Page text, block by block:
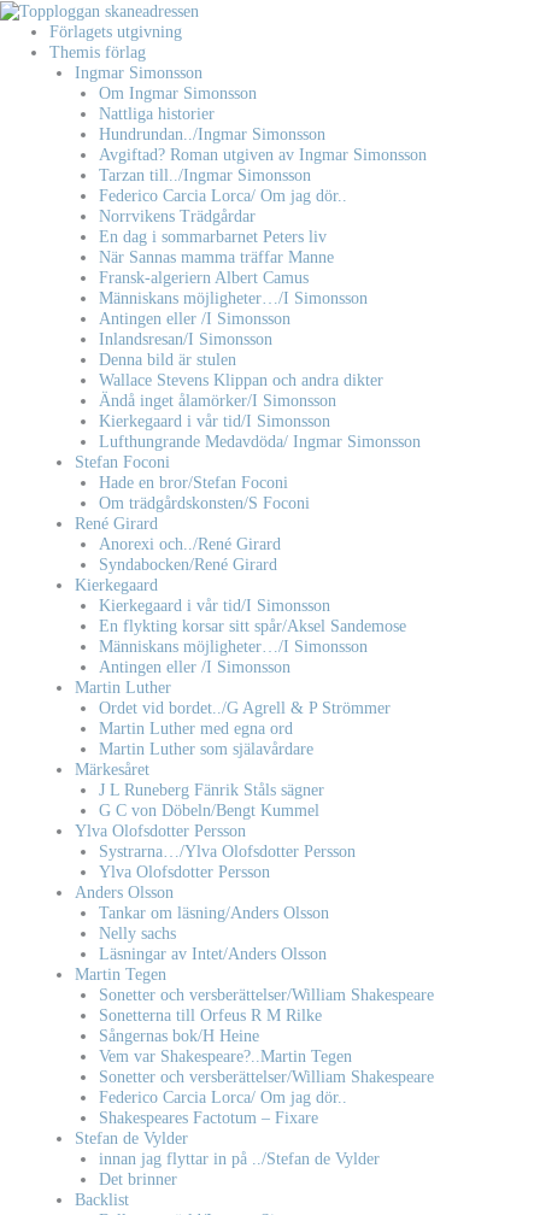
Hoppa
innehåll
Förlagets utgivning
Themis förlag
Ingmar Simonsson
Om Ingmar Simonsson
Nattliga historier
Hundrundan../Ingmar Simonsson
Avgiftad? Roman utgiven av Ingmar Simonsson
Tarzan till../Ingmar Simonsson
Federico Carcia Lorca/ Om jag dör..
Norrvikens Trädgårdar
En dag i sommarbarnet Peters liv
När Sannas mamma träffar Manne
Fransk-algeriern Albert Camus
Människans möjligheter…/I Simonsson
Antingen eller /I Simonsson
Inlandsresan/I Simonsson
Denna bild är stulen
Wallace Stevens Klippan och andra dikter
Ändå inget ålamörker/I Simonsson
Kierkegaard i vår tid/I Simonsson
Lufthungrande Medavdöda/ Ingmar Simonsson
Stefan Foconi
Hade en bror/Stefan Foconi
Om trädgårdskonsten/S Foconi
René Girard
Anorexi och../René Girard
Syndabocken/René Girard
Kierkegaard
Kierkegaard i vår tid/I Simonsson
En flykting korsar sitt spår/Aksel Sandemose
Människans möjligheter…/I Simonsson
Antingen eller /I Simonsson
Martin Luther
Ordet vid bordet../G Agrell & P Strömmer
Martin Luther med egna ord
Martin Luther som själavårdare
Märkesåret
J L Runeberg Fänrik Ståls sägner
G C von Döbeln/Bengt Kummel
Ylva Olofsdotter Persson
Systrarna…/Ylva Olofsdotter Persson
Ylva Olofsdotter Persson
Anders Olsson
Tankar om läsning/Anders Olsson
Nelly sachs
Läsningar av Intet/Anders Olsson
Martin Tegen
Sonetter och versberättelser/William Shakespeare
Sonetterna till Orfeus R M Rilke
Sångernas bok/H Heine
Vem var Shakespeare?..Martin Tegen
Sonetter och versberättelser/William Shakespeare
Federico Carcia Lorca/ Om jag dör..
Shakespeares Factotum – Fixare
Stefan de Vylder
innan jag flyttar in på ../Stefan de Vylder
Det brinner
Backlist